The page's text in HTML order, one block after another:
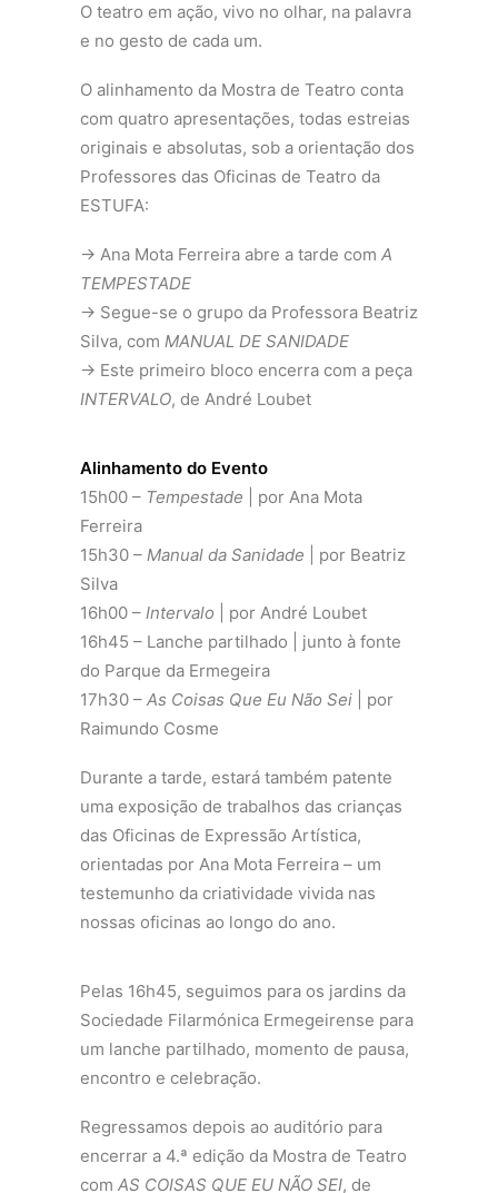
O teatro em ação, vivo no olhar, na palavra
e no gesto de cada um.
O alinhamento da Mostra de Teatro conta
com quatro apresentações, todas estreias
originais e absolutas, sob a orientação dos
Professores das Oficinas de Teatro da
ESTUFA:
→ Ana Mota Ferreira abre a tarde com A
TEMPESTADE
→ Segue-se o grupo da Professora Beatriz
Silva, com MANUAL DE SANIDADE
→ Este primeiro bloco encerra com a peça
INTERVALO, de André Loubet
Alinhamento do Evento
15h00 – Tempestade | por Ana Mota
Ferreira
15h30 – Manual da Sanidade | por Beatriz
Silva
16h00 – Intervalo | por André Loubet
16h45 – Lanche partilhado | junto à fonte
do Parque da Ermegeira
17h30 – As Coisas Que Eu Não Sei | por
Raimundo Cosme
Durante a tarde, estará também patente
uma exposição de trabalhos das crianças
das Oficinas de Expressão Artística,
orientadas por Ana Mota Ferreira – um
testemunho da criatividade vivida nas
nossas oficinas ao longo do ano.
Pelas 16h45, seguimos para os jardins da
Sociedade Filarmónica Ermegeirense para
um lanche partilhado, momento de pausa,
encontro e celebração.
Regressamos depois ao auditório para
encerrar a 4.ª edição da Mostra de Teatro
com AS COISAS QUE EU NÃO SEI, de